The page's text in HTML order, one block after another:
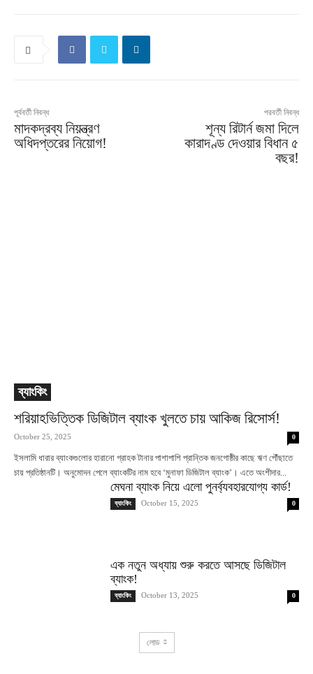
পূর্ববর্তী নিবন্ধ
মাদকদ্রব্য নিয়ন্ত্রণ
অধিদপ্তরের নিয়োগ!
পরবর্তী নিবন্ধ
শূন্য রিটার্ন জমা দিলে
কারাদণ্ড দেওয়ার বিধান ৫
বছর!
ব্যাংকিং
শরিয়াহভিত্তিক ডিজিটাল ব্যাংক খুলতে চায় আকিজ রিসোর্স!
October 25, 2025 0
ইসলামি ধারার ব্যাংকগুলোর হারানো গ্রাহক টানার পাশাপাশি প্রান্তিক জনগোষ্ঠীর কাছে ঋণ পৌঁছাতে
চায় প্রতিষ্ঠানটি। অনুমোদন পেলে ব্যাংকটির নাম হবে ‘মুনাফা ডিজিটাল ব্যাংক’। এতে অংশীদার...
মেঘনা ব্যাংক নিয়ে এলো পুনর্ব্যবহারযোগ্য কার্ড!
ব্যাংকিং October 15, 2025 0
এক নতুন অধ্যায় শুরু করতে আসছে ডিজিটাল
ব্যাংক!
ব্যাংকিং October 13, 2025 0
লোড